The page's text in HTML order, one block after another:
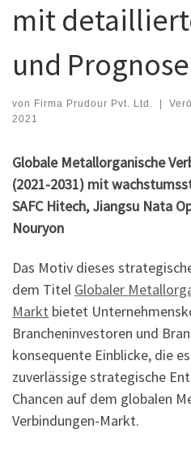
mit
und
von Firma Prudour Pvt. Ltd. |
2021
Globale Metallorganische
(2021-2031) mit
SAFC Hitech, Jiangsu Nata
Nouryon
Das Motiv dieses
dem Titel Globaler
Markt bietet
Brancheninvestoren und
konsequente Einblicke, die
zuverlässige strategische
Chancen auf dem globalen
Verbindungen-Markt.